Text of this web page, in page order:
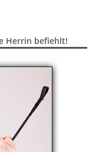
Herrin befiehlt!